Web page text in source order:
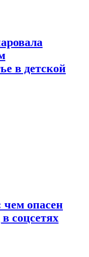
в детской
опасен
соцсетях